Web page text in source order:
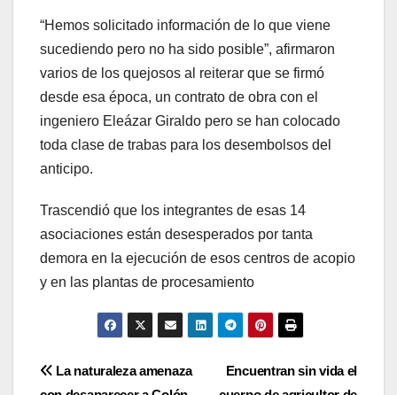
“Hemos solicitado información de lo que viene
sucediendo pero no ha sido posible”, afirmaron
varios de los quejosos al reiterar que se firmó
desde esa época, un contrato de obra con el
ingeniero Eleázar Giraldo pero se han colocado
toda clase de trabas para los desembolsos del
anticipo.
Trascendió que los integrantes de esas 14
asociaciones están desesperados por tanta
demora en la ejecución de esos centros de acopio
y en las plantas de procesamiento
Navegación
Encuentran sin vida el
La naturaleza amenaza